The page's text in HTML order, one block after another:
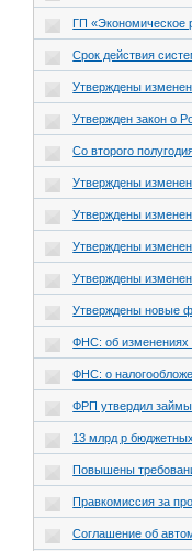
ГП «Экономическое
Срок действия
Утверждены
Утвержден закон о
Со второго
Утверждены
Утверждены
Утверждены
Утверждены
Утверждены новые
ФНС: об изменениях
ФНС: о
ФРП утвердил
13 млрд р
Повышены
Правкомиссия за
Соглашение об